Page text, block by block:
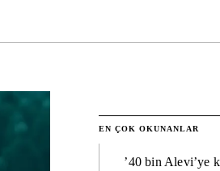
EN ÇOK OKUNANLAR
’40 bin Alevi’ye